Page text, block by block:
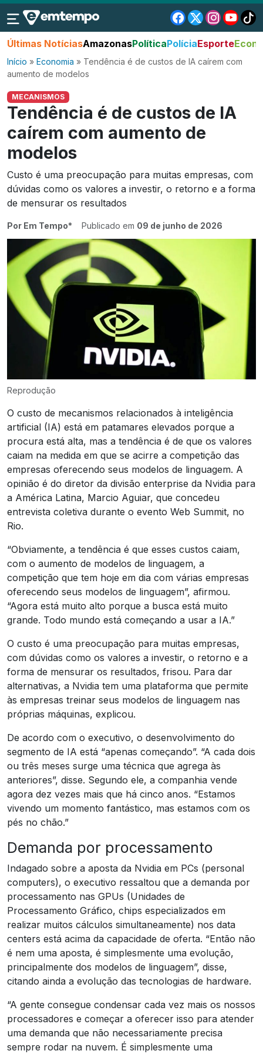
Últimas NotíciasAmazonasPolíticaPolíciaEsporte
Início » Economia » Tendência é de custos de IA caírem com
aumento de modelos
MECANISMOS
Tendência é de custos de IA
caírem com aumento de
modelos
Custo é uma preocupação para muitas empresas, com
dúvidas como os valores a investir, o retorno e a forma
de mensurar os resultados
Por Em Tempo* Publicado em 09 de junho de 2026
Reprodução
O custo de mecanismos relacionados à inteligência
artificial (IA) está em patamares elevados porque a
procura está alta, mas a tendência é de que os valores
caiam na medida em que se acirre a competição das
empresas oferecendo seus modelos de linguagem. A
opinião é do diretor da divisão enterprise da Nvidia para
a América Latina, Marcio Aguiar, que concedeu
entrevista coletiva durante o evento Web Summit, no
Rio.
“Obviamente, a tendência é que esses custos caiam,
com o aumento de modelos de linguagem, a
competição que tem hoje em dia com várias empresas
oferecendo seus modelos de linguagem”, afirmou.
“Agora está muito alto porque a busca está muito
grande. Todo mundo está começando a usar a IA.”
O custo é uma preocupação para muitas empresas,
com dúvidas como os valores a investir, o retorno e a
forma de mensurar os resultados, frisou. Para dar
alternativas, a Nvidia tem uma plataforma que permite
às empresas treinar seus modelos de linguagem nas
próprias máquinas, explicou.
De acordo com o executivo, o desenvolvimento do
segmento de IA está “apenas começando”. “A cada dois
ou três meses surge uma técnica que agrega às
anteriores”, disse. Segundo ele, a companhia vende
agora dez vezes mais que há cinco anos. “Estamos
vivendo um momento fantástico, mas estamos com os
pés no chão.”
Demanda por processamento
Indagado sobre a aposta da Nvidia em PCs (personal
computers), o executivo ressaltou que a demanda por
processamento nas GPUs (Unidades de
Processamento Gráfico, chips especializados em
realizar muitos cálculos simultaneamente) nos data
centers está acima da capacidade de oferta. “Então não
é nem uma aposta, é simplesmente uma evolução,
principalmente dos modelos de linguagem”, disse,
citando ainda a evolução das tecnologias de hardware.
“A gente consegue condensar cada vez mais os nossos
processadores e começar a oferecer isso para atender
uma demanda que não necessariamente precisa
sempre rodar na nuvem. É simplesmente uma